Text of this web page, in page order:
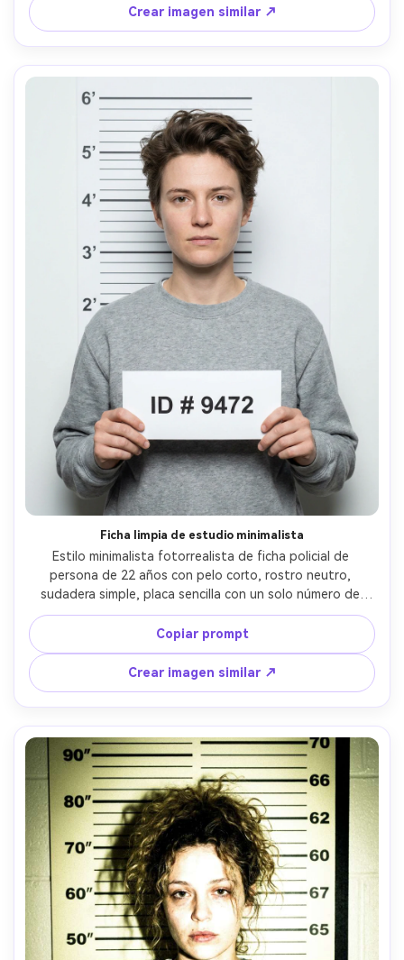
gradación cinematográfica cruda, poros realistas --ar 4:5
Crear imagen similar ↗
Ficha limpia de estudio minimalista
Estilo minimalista fotorrealista de ficha policial de
persona de 22 años con pelo corto, rostro neutro,
sudadera simple, placa sencilla con un solo número de
identificación, pared de tabla de alturas brillante y bien
iluminada, flash controlado de estudio, enfoque ultra
nítido, textura natural de la piel, tomada con 85mm f/2,
composición centrada, gradación de color neutra, luz
cinematográfica suave --ar 4:5
Copiar prompt
Crear imagen similar ↗